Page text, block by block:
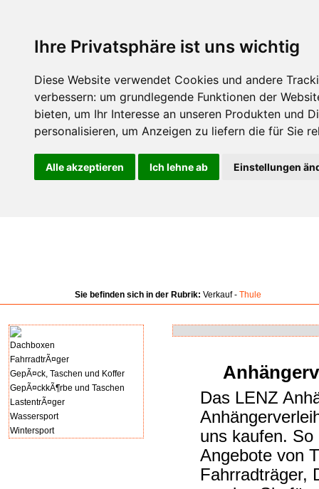
Ihre Privatsphäre ist uns wichtig
Diese Website verwendet Cookies und andere
verbessern: um grundlegende Funktionen der
bieten, um Ihr Interesse an unseren Produkten und
personalisieren, um Anzeigen zu liefern die für Sie
Alle akzeptieren Ich lehne ab Einstellungen
Sie befinden sich in der Rubrik: Verkauf - Thule
Dachboxen
FahrradtrÃ¤ger
GepÃ¤ck, Taschen und Koffer
GepÃ¤ckkÃ¶rbe und Taschen
LastentrÃ¤ger
Wassersport
Wintersport
Das LENZ
uns kaufen.
Angebote von
Fahrradträger,